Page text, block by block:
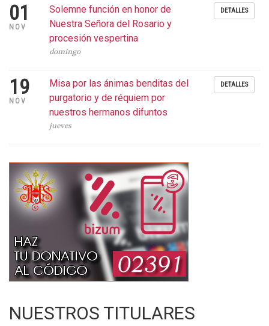
01
NOV
Solemne función en honor de
Nuestra Señora del Rosario y
procesión vespertina
domingo
DETALLES
19
NOV
Misa por las ánimas benditas del
purgatorio y de réquiem por
nuestros hermanos difuntos
jueves
DETALLES
NUESTROS TITULARES